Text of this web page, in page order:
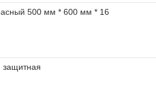
500 мм * 600 мм * 16
защитная